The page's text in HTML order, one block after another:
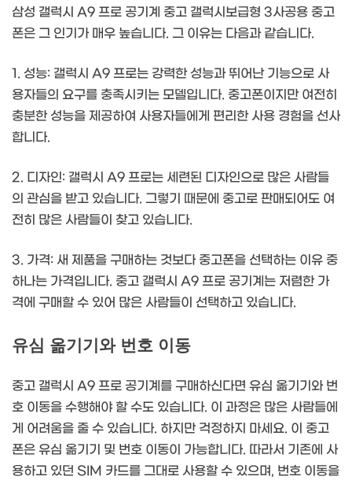
삼성 갤럭시 A9 프로 공기계 중고 갤럭시보급형 3사공용 중고
폰은 그 인기가 매우 높습니다. 그 이유는 다음과 같습니다.
1. 성능: 갤럭시 A9 프로는 강력한 성능과 뛰어난 기능으로 사
용자들의 요구를 충족시키는 모델입니다. 중고폰이지만 여전히
충분한 성능을 제공하여 사용자들에게 편리한 사용 경험을 선사
합니다.
2. 디자인: 갤럭시 A9 프로는 세련된 디자인으로 많은 사람들
의 관심을 받고 있습니다. 그렇기 때문에 중고로 판매되어도 여
전히 많은 사람들이 찾고 있습니다.
3. 가격: 새 제품을 구매하는 것보다 중고폰을 선택하는 이유 중
하나는 가격입니다. 중고 갤럭시 A9 프로 공기계는 저렴한 가
격에 구매할 수 있어 많은 사람들이 선택하고 있습니다.
유심 옮기기와 번호 이동
중고 갤럭시 A9 프로 공기계를 구매하신다면 유심 옮기기와 번
호 이동을 수행해야 할 수도 있습니다. 이 과정은 많은 사람들에
게 어려움을 줄 수 있습니다. 하지만 걱정하지 마세요. 이 중고
폰은 유심 옮기기 및 번호 이동이 가능합니다. 따라서 기존에 사
용하고 있던 SIM 카드를 그대로 사용할 수 있으며, 번호 이동을